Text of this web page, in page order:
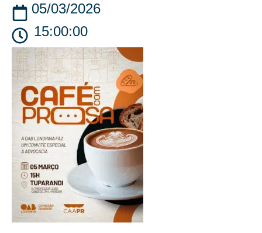
05/03/2026
15:00:00